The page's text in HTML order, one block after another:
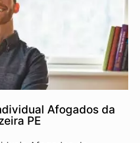
Afogados da
PE